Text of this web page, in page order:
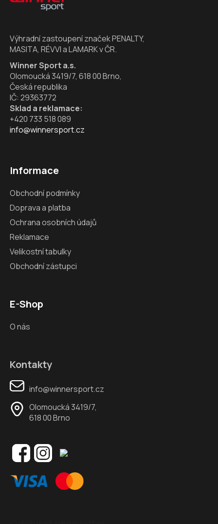
Výhradní zastoupení značek PENALTY,
MASITA, RÉVVI a LAMARK v ČR.
Winner Sport a.s.
Olomoucká 3419/7, 618 00 Brno,
Česká republika
IČ: 29363772
Sklad a reklamace:
+420 733 518 089
info@winnersport.cz
Informace
Obchodní podmínky
Doprava a platba
Ochrana osobních údajů
Reklamace
Velikostní tabulky
Obchodní zástupci
E-Shop
O nás
Kontakty
info@winnersport.cz
Olomoucká 3419/7,
618 00 Brno